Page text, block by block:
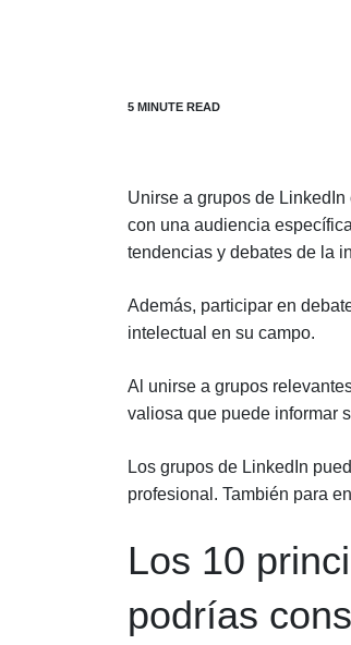
Unirse a grupos de
con una audiencia
tendencias y debates de la
Además, participar en
intelectual en su campo.
Al unirse a grupos
valiosa que puede informar
Los grupos de LinkedIn
profesional. También para
Los 10
podrías